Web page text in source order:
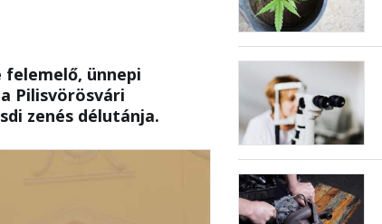
ünnepi
Pilisvörösvári
zenés délutánja.